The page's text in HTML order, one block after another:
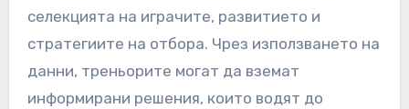
селекцията на играчите, развитието и
стратегиите на отбора. Чрез използването на
данни, треньорите могат да вземат
информирани решения, които водят до